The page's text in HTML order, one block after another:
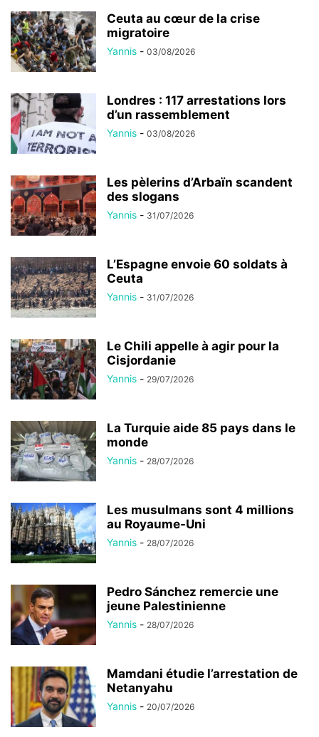
Ceuta au cœur de la crise
migratoire
Yannis - 03/08/2026
Londres : 117 arrestations lors
d’un rassemblement
Yannis - 03/08/2026
Les pèlerins d’Arbaïn scandent
des slogans
Yannis - 31/07/2026
L’Espagne envoie 60 soldats à
Ceuta
Yannis - 31/07/2026
Le Chili appelle à agir pour la
Cisjordanie
Yannis - 29/07/2026
La Turquie aide 85 pays dans le
monde
Yannis - 28/07/2026
Les musulmans sont 4 millions
au Royaume-Uni
Yannis - 28/07/2026
Pedro Sánchez remercie une
jeune Palestinienne
Yannis - 28/07/2026
Mamdani étudie l’arrestation de
Netanyahu
Yannis - 20/07/2026